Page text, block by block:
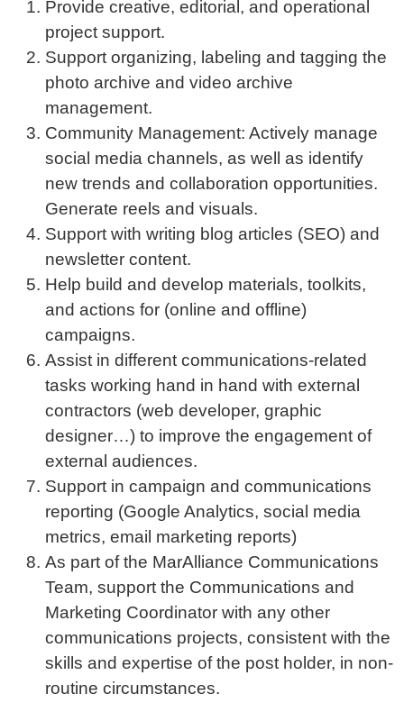
Provide creative, editorial, and operational
project support.
Support organizing, labeling and tagging the
photo archive and video archive
management.
Community Management: Actively manage
social media channels, as well as identify
new trends and collaboration opportunities.
Generate reels and visuals.
Support with writing blog articles (SEO) and
newsletter content.
Help build and develop materials, toolkits,
and actions for (online and offline)
campaigns.
Assist in different communications-related
tasks working hand in hand with external
contractors (web developer, graphic
designer…) to improve the engagement of
external audiences.
Support in campaign and communications
reporting (Google Analytics, social media
metrics, email marketing reports)
As part of the MarAlliance Communications
Team, support the Communications and
Marketing Coordinator with any other
communications projects, consistent with the
skills and expertise of the post holder, in non-
routine circumstances.